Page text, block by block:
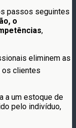
passos seguintes
o
,
eliminem as
os clientes
a um estoque de
pelo indivíduo,